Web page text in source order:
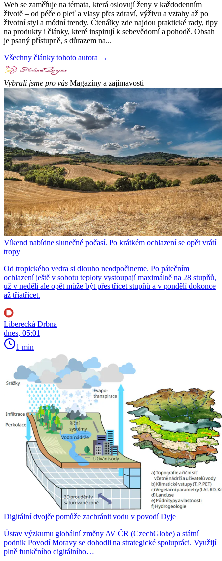
Web se zaměřuje na témata, která oslovují ženy v každodenním
životě – od péče o pleť a vlasy přes zdraví, výživu a vztahy až po
životní styl a módní trendy. Čtenářky zde najdou praktické rady, tipy
na produkty i články, které inspirují k sebevědomí a pohodě. Obsah
je psaný přístupně, s důrazem na...
Všechny články tohoto autora →
Vybrali jsme pro vás Magazíny a zajímavosti
Víkend nabídne slunečné počasí. Po krátkém ochlazení se opět vrátí
tropy
Od tropického vedra si dlouho neodpočineme. Po pátečním
ochlazení ještě v sobotu teploty vystoupají maximálně na 28 stupňů,
už v neděli ale opět může být přes třicet stupňů a v pondělí dokonce
až třiatřicet.
Liberecká Drbna
dnes, 05:01
1 min
Digitální dvojče pomůže zachránit vodu v povodí Dyje
Ústav výzkumu globální změny AV ČR (CzechGlobe) a státní
podnik Povodí Moravy se dohodli na strategické spolupráci. Využijí
plně funkčního digitálního…